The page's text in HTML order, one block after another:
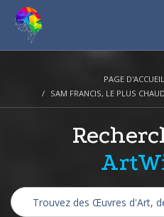
PAGE D'ACCUEIL
SAM FRANCIS, LE PLUS